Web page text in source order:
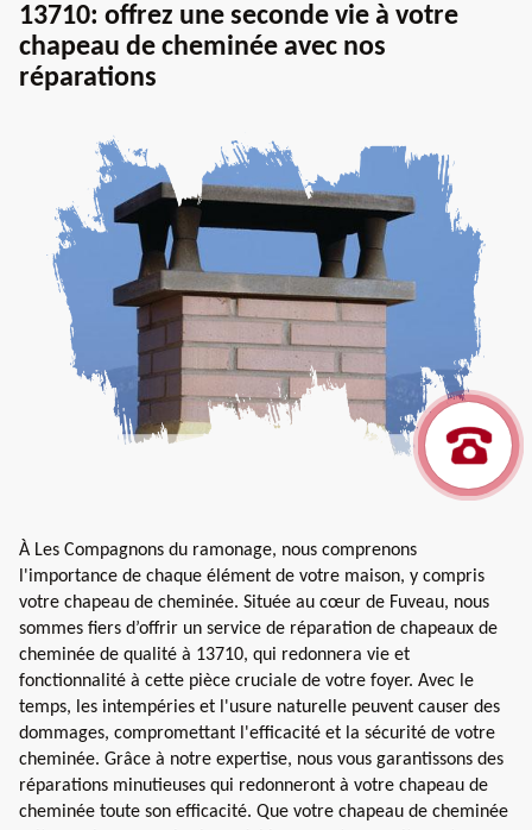
13710: offrez une seconde vie à votre
chapeau de cheminée avec nos
réparations
À Les Compagnons du ramonage, nous comprenons
l'importance de chaque élément de votre maison, y compris
votre chapeau de cheminée. Située au cœur de Fuveau, nous
sommes fiers d’offrir un service de réparation de chapeaux de
cheminée de qualité à 13710, qui redonnera vie et
fonctionnalité à cette pièce cruciale de votre foyer. Avec le
temps, les intempéries et l'usure naturelle peuvent causer des
dommages, compromettant l'efficacité et la sécurité de votre
cheminée. Grâce à notre expertise, nous vous garantissons des
réparations minutieuses qui redonneront à votre chapeau de
cheminée toute son efficacité. Que votre chapeau de cheminée